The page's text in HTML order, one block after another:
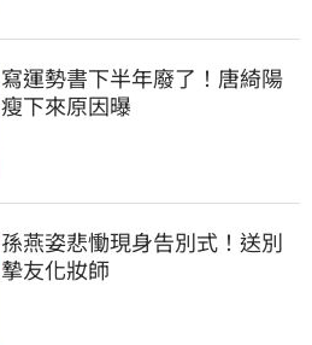
寫運勢書下半年廢了！唐綺陽
瘦下來原因曝
孫燕姿悲慟現身告別式！送別
摯友化妝師